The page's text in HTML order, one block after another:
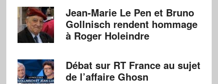
Jean-Marie Le Pen et Bruno
Gollnisch rendent hommage
à Roger Holeindre
Débat sur RT France au sujet
de l’affaire Ghosn